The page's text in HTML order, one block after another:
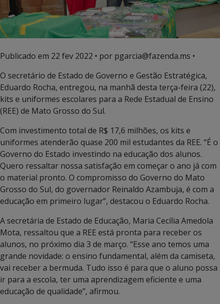
Publicado em 22 fev 2022 • por pgarcia@fazenda.ms •
O secretário de Estado de Governo e Gestão Estratégica,
Eduardo Rocha, entregou, na manhã desta terça-feira (22),
kits e uniformes escolares para a Rede Estadual de Ensino
(REE) de Mato Grosso do Sul.
Com investimento total de R$ 17,6 milhões, os kits e
uniformes atenderão quase 200 mil estudantes da REE. “É o
Governo do Estado investindo na educação dos alunos.
Quero ressaltar nossa satisfação em começar o ano já com
o material pronto. O compromisso do Governo do Mato
Grosso do Sul, do governador Reinaldo Azambuja, é com a
educação em primeiro lugar”, destacou o Eduardo Rocha.
A secretária de Estado de Educação, Maria Cecília Amedola
Mota, ressaltou que a REE está pronta para receber os
alunos, no próximo dia 3 de março. “Esse ano temos uma
grande novidade: o ensino fundamental, além da camiseta,
vai receber a bermuda. Tudo isso é para que o aluno possa
ir para a escola, ter uma aprendizagem eficiente e uma
educação de qualidade”, afirmou.